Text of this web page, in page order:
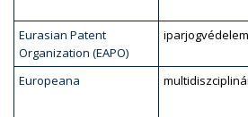
Eurasian Patent
Organization (EAPO)
iparjogvédelem
Europeana